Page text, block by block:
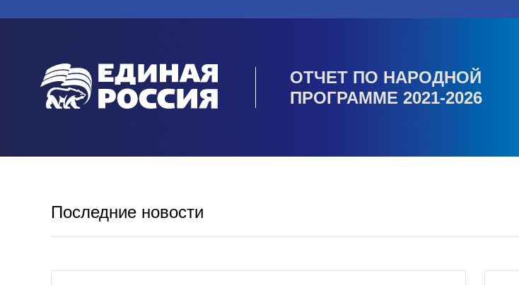
ОТЧЕТ ПО НАРОДНОЙ
ПРОГРАММЕ 2021-2026
Последние новости